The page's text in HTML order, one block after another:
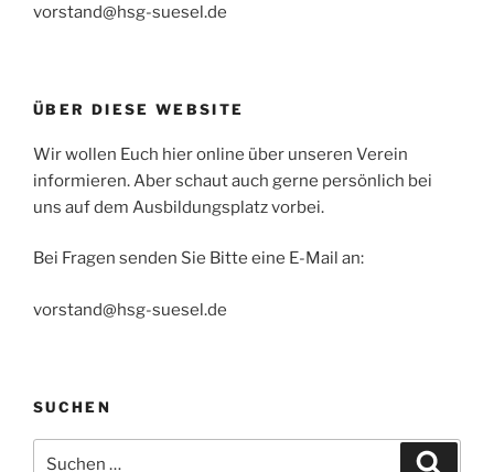
vorstand@hsg-suesel.de
ÜBER DIESE WEBSITE
Wir wollen Euch hier online über unseren Verein
informieren. Aber schaut auch gerne persönlich bei
uns auf dem Ausbildungsplatz vorbei.
Bei Fragen senden Sie Bitte eine E-Mail an:
vorstand@hsg-suesel.de
SUCHEN